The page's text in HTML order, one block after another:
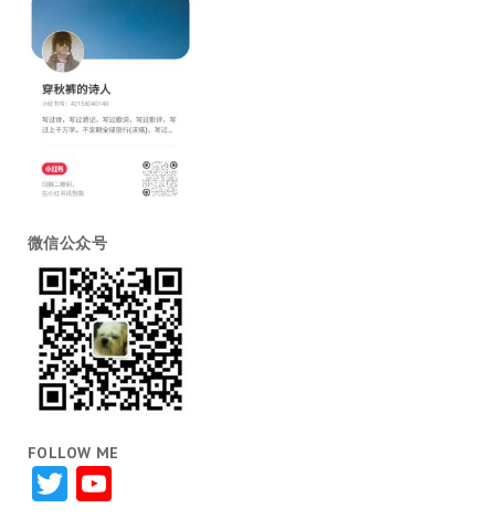
微信公众号
FOLLOW ME
TwitterYouTube